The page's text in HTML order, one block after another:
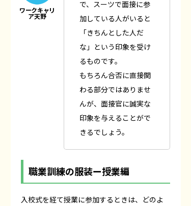
で、スーツで面接に参
加している人がいると
「きちんとした人だ
な」という印象を受け
るものです。
もちろん合否に直接関
わる部分ではありませ
んが、面接官に誠実な
印象を与えることがで
きるでしょう。
職業訓練の服装ー授業編
入校式を経て授業に参加するときは、どのよ